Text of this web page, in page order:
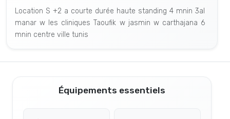
Location S +2 a courte durée haute standing 4 mnin 3al
manar w les cliniques Taoufik w jasmin w carthajana 6
mnin centre ville tunis
Équipements essentiels